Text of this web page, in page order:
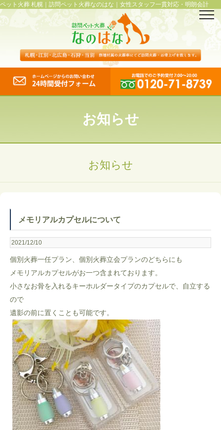
ペット火葬 札幌｜訪問ペット火葬なのはな｜女性スタッフ一貫対応・明朗会計
お知らせ
お知らせ
メモリアルカプセルについて
2021/12/10
個別火葬一任プラン、個別火葬立会プランのどちらにも
メモリアルカプセルがお一つ含まれております。
小さなお骨を入れるキーホルダータイプのカプセルで、自立する
ので
遺影の前に置くことも可能です。